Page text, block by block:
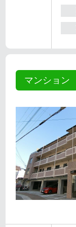
マンション